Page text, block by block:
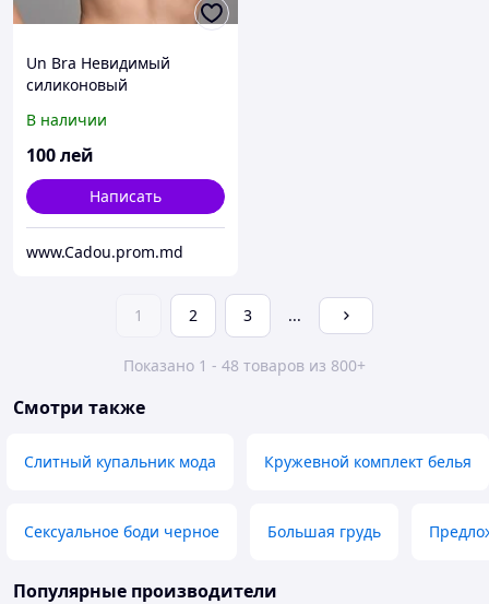
Un Bra Невидимый
силиконовый
В наличии
100лей
Написать
www.Cadou.prom.md
1 2 3 ...
Показано 1 - 48 товаров из 800+
Смотри также
Слитный купальник мода Кружевной комплект белья
Сексуальное боди черное Большая грудь
Популярные производители